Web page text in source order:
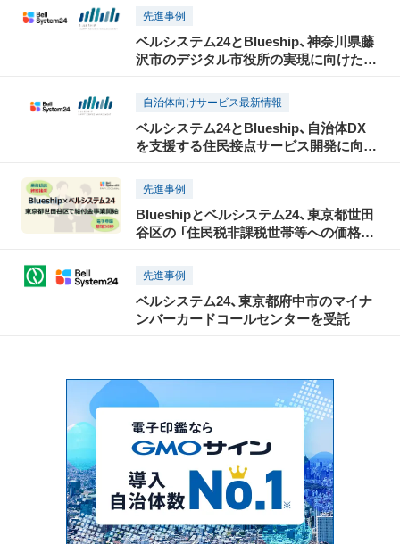
販売を開始
先進事例
ベルシステム24とBlueship、神奈川県藤
沢市のデジタル市役所の実現に向けた
用開始
自治体向けサービス最新情報
ベルシステム24とBlueship、自治体DX
を支援する住民接点サービス開発に向け
先進事例
Blueshipとベルシステム24、東京都世田
谷区の 「住民税非課税世帯等への価格高
先進事例
ベルシステム24、東京都府中市のマイナ
ンバーカードコールセンターを受託